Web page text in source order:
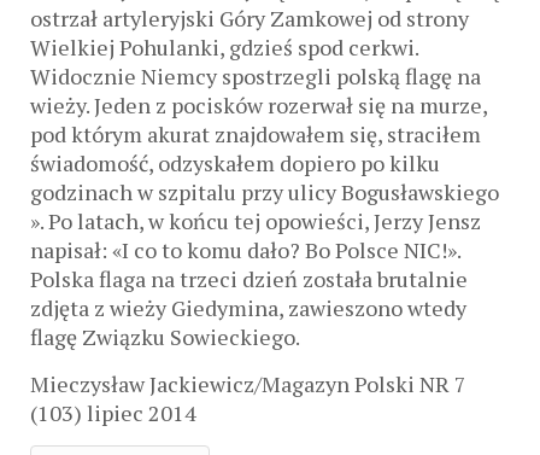
ostrzał artyleryjski Góry Zamkowej od strony
Wielkiej Pohulanki, gdzieś spod cerkwi.
Widocznie Niemcy spostrzegli polską flagę na
wieży. Jeden z pocisków rozerwał się na murze,
pod którym akurat znajdowałem się, straciłem
świadomość, odzyskałem dopiero po kilku
godzinach w szpitalu przy ulicy Bogusławskiego
». Po latach, w końcu tej opowieści, Jerzy Jensz
napisał: «I co to komu dało? Bo Polsce NIC!».
Polska flaga na trzeci dzień została brutalnie
zdjęta z wieży Giedymina, zawieszono wtedy
flagę Związku Sowieckiego.
Mieczysław Jackiewicz/Magazyn Polski NR 7
(103) lipiec 2014